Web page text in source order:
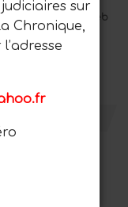
et mon site Web
sur
Chronique,